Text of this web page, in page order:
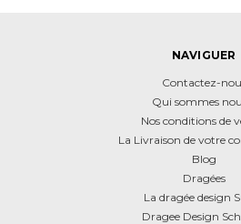
NAVIGUER
Contactez-
Qui sommes
Nos conditions de
La Livraison de votre
Blog
Dragées
La dragée design
Dragee Design